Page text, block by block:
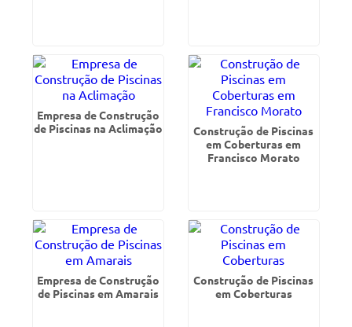
Empresa de Construção
de Piscinas na Aclimação
Construção de Piscinas
em Coberturas em
Francisco Morato
Empresa de Construção
de Piscinas em Amarais
Construção de Piscinas
em Coberturas